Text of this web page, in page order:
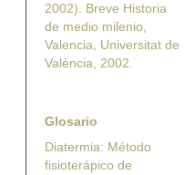
2002). Breve Historia
de medio milenio,
Valencia, Universitat de
València, 2002.
Glosario
Diatermia: Método
fisioterápico de